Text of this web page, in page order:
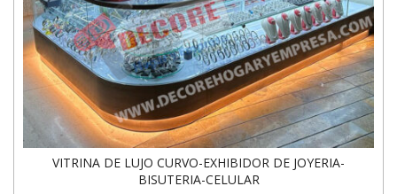
VITRINA DE LUJO CURVO-EXHIBIDOR DE JOYERIA-
BISUTERIA-CELULAR